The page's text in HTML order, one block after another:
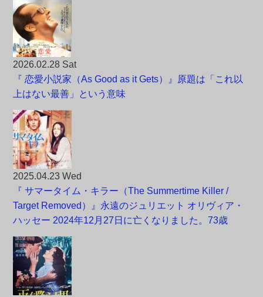
2026.02.28 Sat
『 恋愛小説家（As Good as it Gets）』原題は「これ以
上はない最善」という意味
2025.04.23 Wed
『 サマータイム・キラー（The Summertime Killer /
Target Removed）』永遠のジュリエット オリヴィア・
ハッセー 2024年12月27日に亡くなりました。73歳